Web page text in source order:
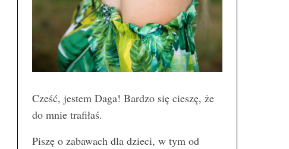
Cześć, jestem Daga! Bardzo się cieszę, że
do mnie trafiłaś.
Piszę o zabawach dla dzieci, w tym od